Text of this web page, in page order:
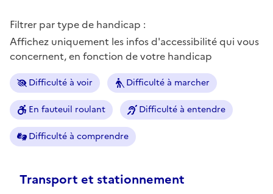
Filtrer par type de handicap :
Affichez uniquement les infos d'accessibilité qui vous
concernent, en fonction de votre handicap
Difficulté à voir Difficulté à marcher
En fauteuil roulant Difficulté à entendre
Difficulté à comprendre
Transport et stationnement